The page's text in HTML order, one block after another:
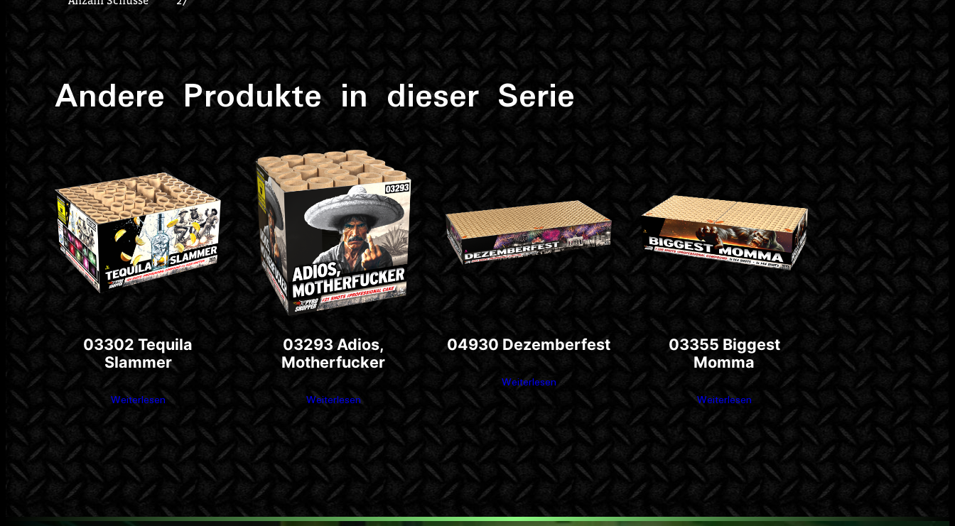
Andere Produkte in dieser Serie
03302 Tequila
Slammer
Weiterlesen
03293 Adios,
Motherfucker
Weiterlesen
04930 Dezemberfest
Weiterlesen
03355 Biggest
Momma
Weiterlesen